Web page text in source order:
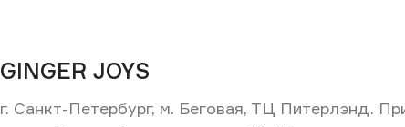
GINGER JOYS
г. Санкт-Петербург, м. Беговая, ТЦ Питерлэнд.